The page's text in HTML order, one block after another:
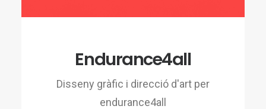
Endurance4all
Disseny gràfic i direcció d'art per
endurance4all